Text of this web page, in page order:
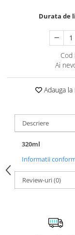
Durata de
Cod
Ai
Adauga la
Descriere
320ml
Informatii
Review-uri(0)